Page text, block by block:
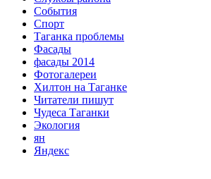
События
Спорт
Таганка проблемы
Фасады
фасады 2014
Фотогалереи
Хилтон на Таганке
Читатели пишут
Чудеса Таганки
Экология
ян
Яндекс